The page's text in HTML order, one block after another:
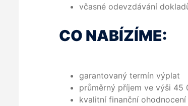
včasné odevzdávání
CO NABÍZÍME:
garantovaný termín výplat
průměrný příjem ve výši 45
kvalitní finanční